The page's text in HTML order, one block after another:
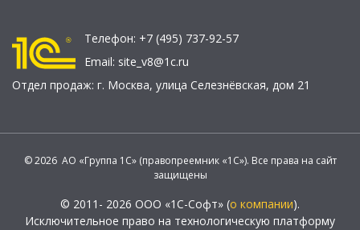
Телефон: +7 (495) 737-92-57
Email: site_v8@1c.ru
Отдел продаж: г. Москва, улица Селезнёвская, дом 21
© 2026 АО «Группа 1С» (правопреемник «1С»). Все права на сайт
защищены
© 2011- 2026 ООО «1С-Софт» (о компании).
Исключительное право на технологическую платформу